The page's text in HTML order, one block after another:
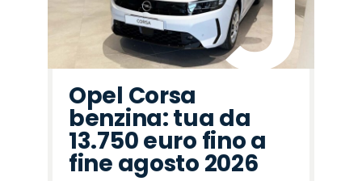
Opel Corsa
benzina: tua da
13.750 euro fino a
fine agosto 2026